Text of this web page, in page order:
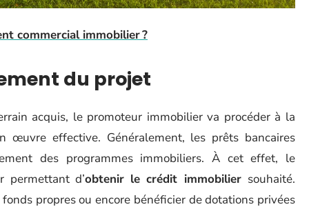
commercial immobilier ?
du projet
acquis, le promoteur immobilier va procéder à la
effective. Généralement, les prêts bancaires
des programmes immobiliers. À cet effet, le
permettant d’obtenir le crédit immobilier souhaité.
propres ou encore bénéficier de dotations privées